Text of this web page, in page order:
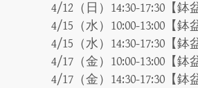
4/12（日）14:30-17:30【鉢
4/15（水）10:00-13:00【鉢
4/15（水）14:30-17:30【鉢
4/17（金）10:00-13:00【鉢
4/17（金）14:30-17:30【鉢